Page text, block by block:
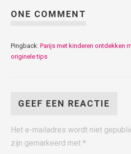
ONE COMMENT
Pingback:Parijs met kinderen ontdekken
originele tips
GEEF EEN REACTIE
Het e-mailadres wordt niet
zijn gemarkeerd met*